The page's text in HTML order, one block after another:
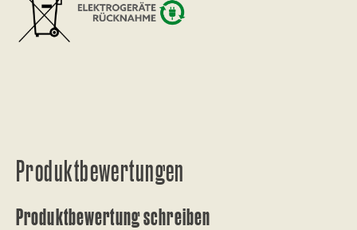
Produktbewertungen
Produktbewertung schreiben